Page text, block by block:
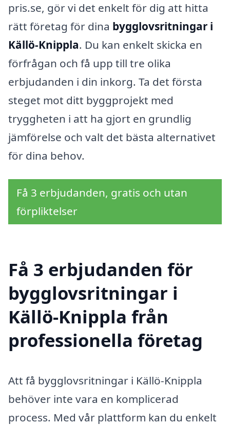
pris.se, gör vi det enkelt för dig att hitta
rätt företag för dina bygglovsritningar i
Källö-Knippla. Du kan enkelt skicka en
förfrågan och få upp till tre olika
erbjudanden i din inkorg. Ta det första
steget mot ditt byggprojekt med
tryggheten i att ha gjort en grundlig
jämförelse och valt det bästa alternativet
för dina behov.
Få 3 erbjudanden, gratis och utan
förpliktelser
Få 3 erbjudanden för
bygglovsritningar i
Källö-Knippla från
professionella företag
Att få bygglovsritningar i Källö-Knippla
behöver inte vara en komplicerad
process. Med vår plattform kan du enkelt